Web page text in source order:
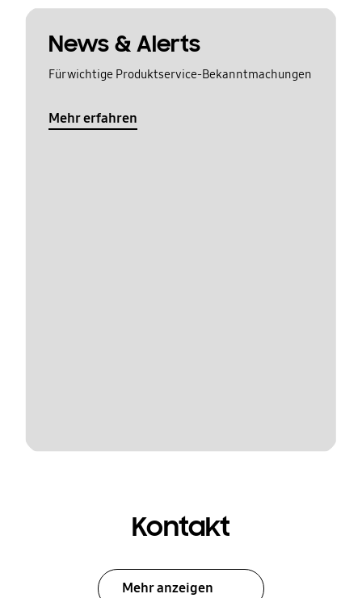
News & Alerts
Für wichtige Produktservice-Bekanntmachungen
Mehr erfahren
Kontakt
Mehr anzeigen